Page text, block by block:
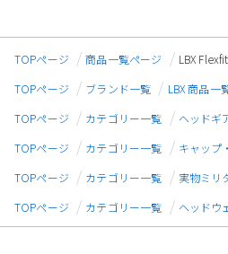
TOPページ 商品一覧ページ
LBX
TOPページ
ブランド一覧 LBX 商品一
TOPページ
カテゴリー一覧 ヘッドギ
TOPページ
カテゴリー一覧 キャップ
TOPページ
カテゴリー一覧 実物ミリ
TOPページ
カテゴリー一覧 ヘッドウ